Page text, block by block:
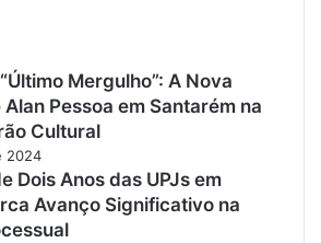
Mergulho”: A Nova
Pessoa em Santarém na
Cultural
2024
Dois Anos das UPJs em
Avanço Significativo na